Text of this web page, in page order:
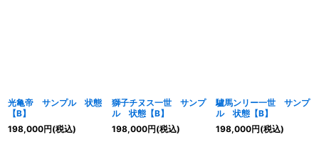
光亀帝 サンプル 状態
【B】
198,000円(税込)
獅子チヌス一世 サンプ
ル 状態【B】
198,000円(税込)
驢馬ンリー一世 サンプ
ル 状態【B】
198,000円(税込)